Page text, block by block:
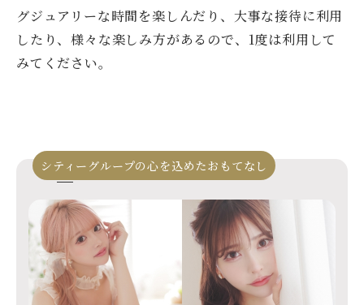
グジュアリーな時間を楽しんだり、大事な接待に利用
したり、様々な楽しみ方があるので、1度は利用して
みてください。
シティーグループの心を込めたおもてなし